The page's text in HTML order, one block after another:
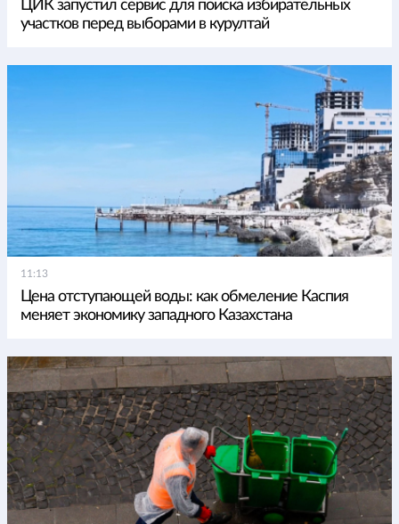
ЦИК запустил сервис для поиска избирательных
участков перед выборами в курултай
11:13
Цена отступающей воды: как обмеление Каспия
меняет экономику западного Казахстана